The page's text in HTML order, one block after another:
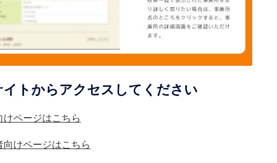
イトからアクセスしてください
けページはこちら
向けページはこちら